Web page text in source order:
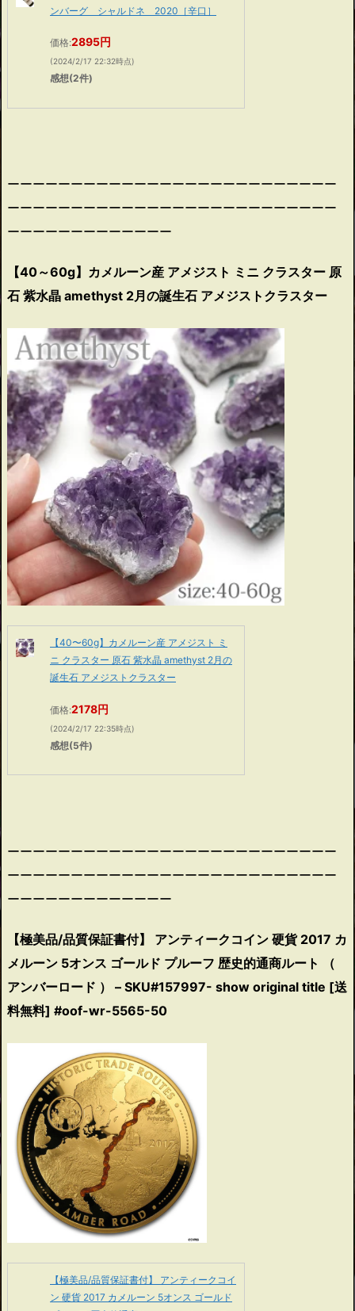
ンバーグ シャルドネ 2020［辛口］
価格:2895円
(2024/2/17 22:32時点)
感想(2件)
ーーーーーーーーーーーーーーーーーーーーーーーーーー
ーーーーーーーーーーーーーーーーーーーーーーーーーー
ーーーーーーーーーーーーー
【40～60g】カメルーン産 アメジスト ミニ クラスター 原
石 紫水晶 amethyst 2月の誕生石 アメジストクラスター
【40〜60g】カメルーン産 アメジスト ミ
ニ クラスター 原石 紫水晶 amethyst 2月の
誕生石 アメジストクラスター
価格:2178円
(2024/2/17 22:35時点)
感想(5件)
ーーーーーーーーーーーーーーーーーーーーーーーーーー
ーーーーーーーーーーーーーーーーーーーーーーーーーー
ーーーーーーーーーーーーー
【極美品/品質保証書付】 アンティークコイン 硬貨 2017 カ
メルーン 5オンス ゴールド プルーフ 歴史的通商ルート （
アンバーロード ） – SKU#157997- show original title [送
料無料] #oof-wr-5565-50
【極美品/品質保証書付】 アンティークコイ
ン 硬貨 2017 カメルーン 5オンス ゴールド